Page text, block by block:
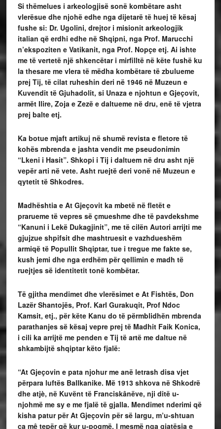
Si thëmelues i arkeologjisë sonë kombëtare asht
vlerësue dhe njohë edhe nga dijetarë të huej të kësaj
fushe si: Dr. Ugolini, drejtor i misionit arkeologjik
italian që erdhi edhe në Shqipni, nga Prof. Marucchi
n’ekspoziten e Vatikanit, nga Prof. Nopçe etj. Ai ishte
me të vertetë një shkencëtar i mirfilltë në këte fushë ku
la thesare me vlera të mëdha kombëtare të zbulueme
prej Tij, të cilat ruheshin deri në 1946 në Muzeun e
Kuvendit të Gjuhadolit, si Unaza e njohtun e Gjeçovit,
armët Ilire, Zoja e Zezë e daltueme në dru, enë të vjetra
prej balte etj.
Ka botue mjaft artikuj në shumë revista e fletore të
kohës mbrenda e jashta vendit me pseudonimin
“Lkeni i Hasit”. Shkopi i Tij i daltuem në dru asht një
vepër arti në vete. Asht ruejtë deri vonë në Muzeun e
qytetit të Shkodres.
Madhështia e At Gjeçovit ka mbetë në fletët e
prarueme të vepres së çmueshme dhe të pavdekshme
“Kanuni i Lekë Dukagjinit”, me të cilën Autori arrijti me
gjujzue shpifsit dhe mashtruesit e vazhdueshëm
armiqë të Popullit Shqiptar, tue i tregue me fakte se,
kush jemi dhe nga erdhëm për qellimin e madh të
ruejtjes së identitetit tonë kombëtar.
Të gjitha mendimet dhe vlerësimet e At Fishtës, Don
Lazër Shantojës, Prof. Karl Gurakuqit, Prof Ndoc
Kamsit, etj., për këte Kanu do të përmblidhën mbrenda
parathanjes së kësaj vepre prej të Madhit Faik Konica,
i cili ka arrijtë me penden e Tij të artë me daltue në
shkambijtë shqiptar këto fjalë:
“At Gjeçovin e pata njohur me anë letrash disa vjet
përpara luftës Ballkanike. Më 1913 shkova në Shkodrë
dhe atjè, në Kuvënt të Franciskânëve, nji ditë u-
njohmë me sy e me fjalë të gjalla. Mendimet nderimi që
kisha patur për At Gjeçovin për së largu, m’u-shtuan
ca mê tepër që kur u-poqmë. I mesmë nga gjatësia e